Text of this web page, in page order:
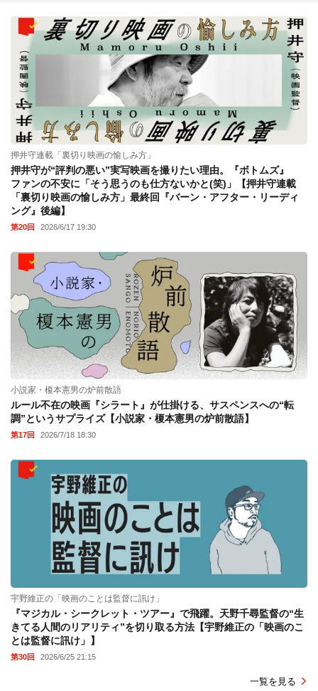
押井守連載「裏切り映画の愉しみ方」
押井守が“評判の悪い”実写映画を撮りたい理由。『ボトムズ』
ファンの不安に「そう思うのも仕方ないかと(笑)」【押井守連載
「裏切り映画の愉しみ方」最終回『バーン・アフター・リーディ
ング』後編】
第20回 2026/6/17 19:30
小説家・榎本憲男の炉前散語
ルール不在の映画『シラート』が仕掛ける、サスペンスへの“転
調”というサプライズ【小説家・榎本憲男の炉前散語】
第17回 2026/7/18 18:30
宇野維正の「映画のことは監督に訊け」
『マジカル・シークレット・ツアー』で飛躍。天野千尋監督の“生
きてる人間のリアリティ”を切り取る方法【宇野維正の「映画のこ
とは監督に訊け」】
第30回 2026/6/25 21:15
一覧を見る